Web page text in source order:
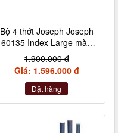
Bộ 4 thớt Joseph Joseph
60135 Index Large màu
graphit
1.900.000 đ
Giá: 1.596.000 đ
Đặt hàng